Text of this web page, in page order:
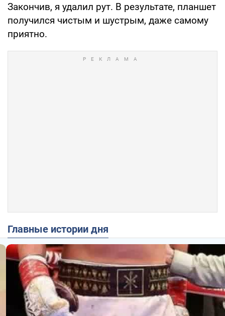
Закончив, я удалил рут. В результате, планшет
получился чистым и шустрым, даже самому
приятно.
Главные истории дня